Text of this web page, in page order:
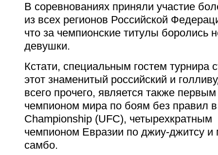
В соревнованиях приняли участие
из всех регионов Российской
что за чемпионские титулы боролись
девушки.
Кстати, специальным гостем турнира
этот знаменитый российский и
всего прочего, является также
чемпионом мира по боям без правил
Championship (UFC), четырехкратным
чемпионом Евразии по джиу-джитсу и
самбо.